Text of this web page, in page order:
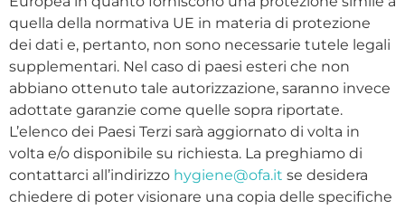
quella della normativa UE in materia di protezione
dei dati e, pertanto, non sono necessarie tutele legali
supplementari. Nel caso di paesi esteri che non
abbiano ottenuto tale autorizzazione, saranno invece
adottate garanzie come quelle sopra riportate.
L’elenco dei Paesi Terzi sarà aggiornato di volta in
volta e/o disponibile su richiesta. La preghiamo di
contattarci all’indirizzo hygiene@ofa.it se desidera
chiedere di poter visionare una copia delle specifiche